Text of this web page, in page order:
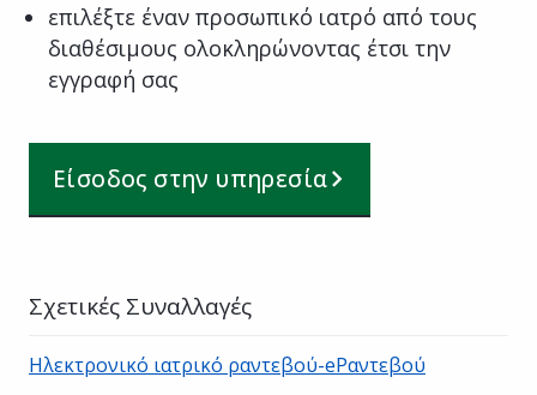
επιλέξτε έναν προσωπικό ιατρό από τους
διαθέσιμους ολοκληρώνοντας έτσι την
εγγραφή σας
Είσοδος στην υπηρεσία
Σχετικές Συναλλαγές
Ηλεκτρονικό ιατρικό ραντεβού-eΡαντεβού